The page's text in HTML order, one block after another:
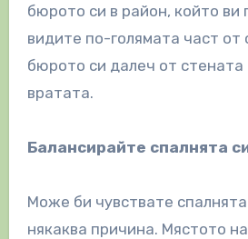
бюрото си в район, който ви
видите по-голямата част от
бюрото си далеч от стената
вратата.
Балансирайте спалнята
Може би чувствате
някаква причина. Мястото